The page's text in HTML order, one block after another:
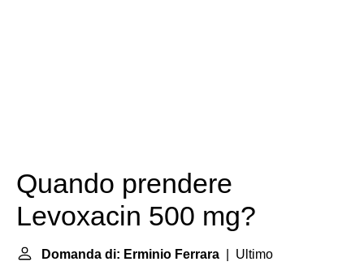
Quando prendere
Levoxacin 500 mg?
Domanda di: Erminio Ferrara | Ultimo